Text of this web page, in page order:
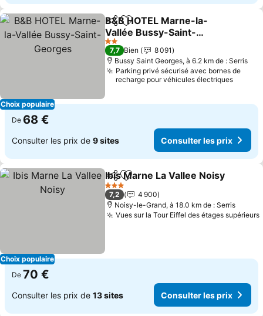
Choix populaire
PartagerAjouter à mes favoris
B&B HOTEL Marne-la-
Vallée Bussy-Saint-
Georges
Consulter les prix
2 Étoiles
7,7 Bien
8 091
Bussy Saint Georges, à 6.2 km de : Serris
Parking privé sécurisé avec bornes de
recharge pour véhicules électriques
De 68 €
Consulter les prix de 9 sites Consulter les prix
Choix populaire
PartagerAjouter à mes favoris
Ibis Marne La Vallee Noisy
3 Étoiles
7,2
4 900
Noisy-le-Grand, à 18.0 km de : Serris
Vues sur la Tour Eiffel des étages supérieurs
De 70 €
Consulter les prix de 13 sites Consulter les prix